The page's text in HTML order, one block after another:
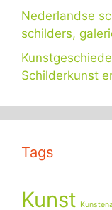
Nederlandse
schilders,
Schilderkunst
Tags
Kunst